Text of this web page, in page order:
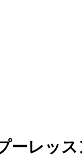
ーレッ